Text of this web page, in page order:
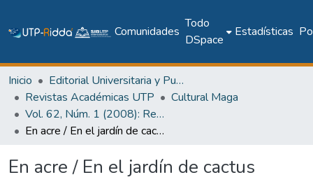
Comunidades
Todo
DSpace
Estadísticas
Inicio
Editorial Universitaria y Publicaciones Seriadas
Revistas Académicas UTP
Cultural Maga
Vol. 62, Núm. 1 (2008): Revista Maga
En acre / En el jardín de cactus
En acre / En el jardín de cactus